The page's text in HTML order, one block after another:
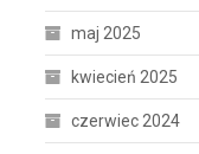
maj 2025
kwiecień 2025
czerwiec 2024